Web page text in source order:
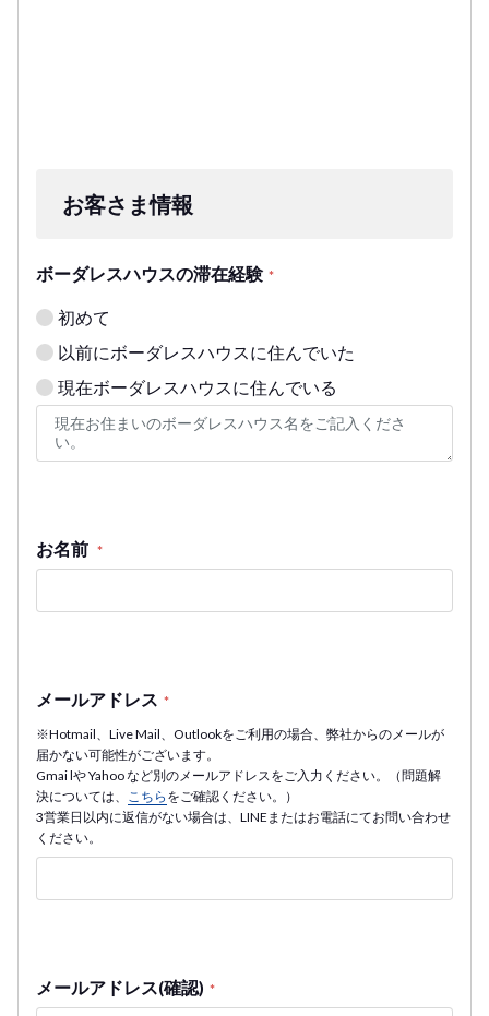
お客さま情報
ボーダレスハウスの滞在経験 *
初めて
以前にボーダレスハウスに住んでいた
現在ボーダレスハウスに住んでいる
お名前 *
メールアドレス *
※Hotmail、Live Mail、Outlookをご利用の場合、弊社からのメールが
届かない可能性がございます。
Gmai lや Yahoo など別のメールアドレスをご入力ください。（問題解
決については、
こちら をご確認ください。）
3営業日以内に返信がない場合は、LINEまたはお電話にてお問い合わせ
ください。
メールアドレス(確認) *